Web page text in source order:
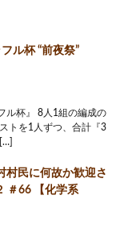
ル杯 “前夜祭”
ル杯』 8人1組の編成の
トを1人ずつ、合計『3
村民に何故か歓迎さ
＃66 【化学系